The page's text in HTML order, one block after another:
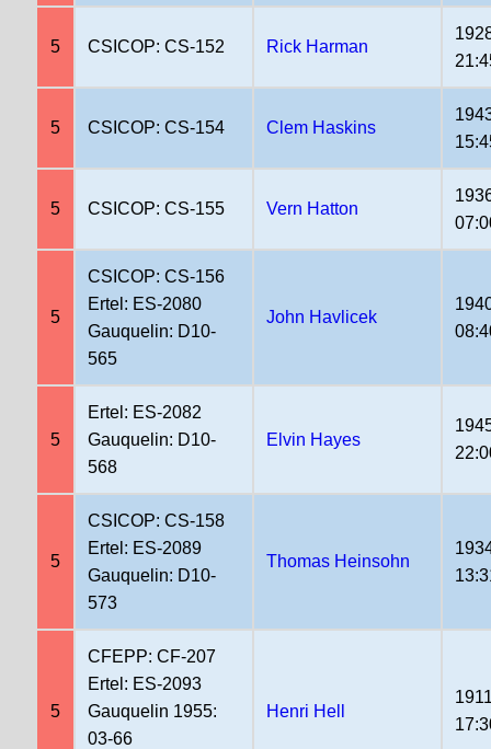
5 CSICOP: CS-152 Rick Harman
5 CSICOP: CS-154 Clem Haskins
5 CSICOP: CS-155 Vern Hatton
5
CSICOP: CS-156
Ertel: ES-2080
Gauquelin: D10-
565
John Havlicek
5
Ertel: ES-2082
Gauquelin: D10-
568
Elvin Hayes
5
CSICOP: CS-158
Ertel: ES-2089
Gauquelin: D10-
573
Thomas Heinsohn
5
CFEPP: CF-207
Ertel: ES-2093
Gauquelin 1955:
03-66
Henri Hell